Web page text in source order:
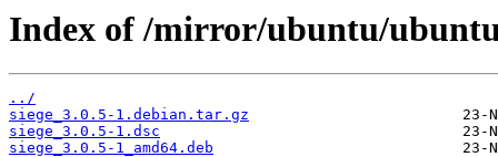
Index of /mirror/ubuntu/
../
siege_3.0.5-1.debian.tar.gz
siege_3.0.5-1.dsc
siege_3.0.5-1_amd64.deb